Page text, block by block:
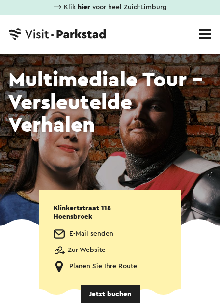
⟶ Klik hiervoor heel Zuid-Limburg
Multimediale Tour -
Versleutelde
Verhalen
Klinkertstraat 118
Hoensbroek
E-Mail senden
Zur Website
Planen Sie Ihre Route
Jetzt buchen